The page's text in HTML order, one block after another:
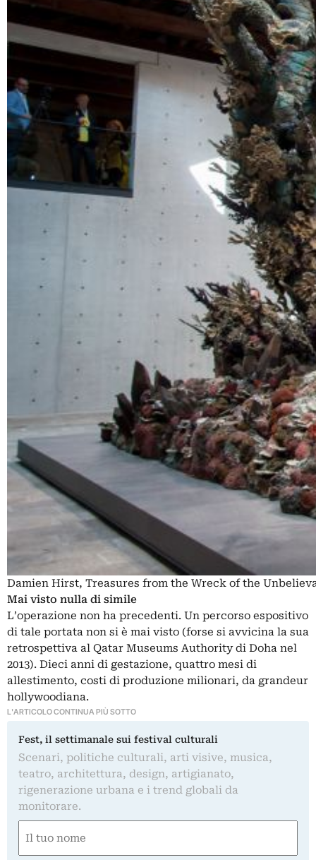
Damien Hirst, Treasures from the Wreck of the
Mai visto nulla di simile
L’operazione non ha precedenti. Un percorso espositivo
di tale portata non si è mai visto (forse si avvicina la sua
retrospettiva al Qatar Museums Authority di Doha nel
2013). Dieci anni di gestazione, quattro mesi di
allestimento, costi di produzione milionari, da grandeur
hollywoodiana.
L'ARTICOLO CONTINUA PIÙ SOTTO
Fest, il settimanale sui festival culturali
Scenari, politiche culturali, arti visive, musica,
teatro, architettura, design, artigianato,
rigenerazione urbana e i trend globali da
monitorare.
(Required)